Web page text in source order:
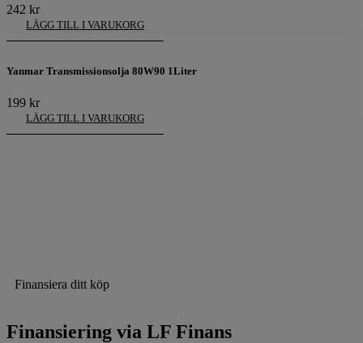
242 kr
LÄGG TILL I VARUKORG
Yanmar Transmissionsolja 80W90 1Liter
199 kr
LÄGG TILL I VARUKORG
Finansiera ditt köp
Finansiering via LF Finans